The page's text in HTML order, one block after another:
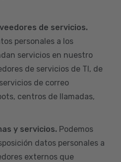
de servicios.
personales a los
servicios en nuestro
de servicios de TI, de
de correo
centros de llamadas,
y servicios. Podemos
datos personales a
externos que